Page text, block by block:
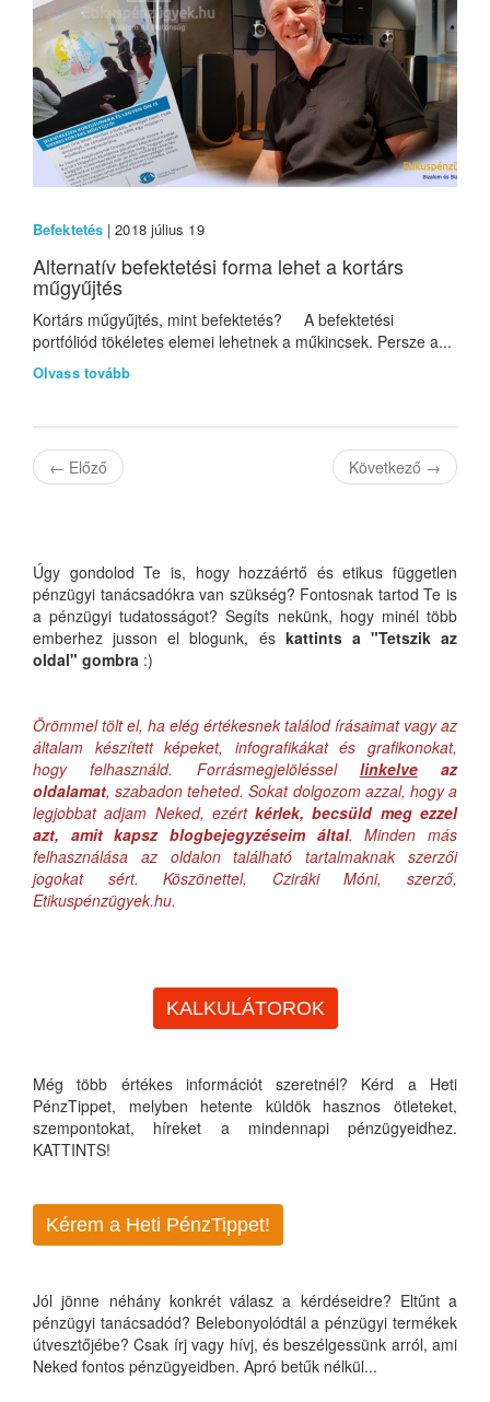
Befektetés | 2018 július 19
Alternatív befektetési forma lehet a kortárs
műgyűjtés
Kortárs műgyűjtés, mint befektetés? A befektetési
portfóliód tökéletes elemei lehetnek a műkincsek. Persze a...
Olvass tovább
← Előző Következő →
Úgy gondolod Te is, hogy hozzáértő és etikus független
pénzügyi tanácsadókra van szükség? Fontosnak tartod Te is
a pénzügyi tudatosságot? Segíts nekünk, hogy minél több
emberhez jusson el blogunk, és kattints a "Tetszik az
oldal" gombra :)
Örömmel tölt el, ha elég értékesnek találod írásaimat vagy az
általam készített képeket, infografikákat és grafikonokat,
hogy felhasználd. Forrásmegjelöléssel linkelveaz
oldalamat, szabadon teheted. Sokat dolgozom azzal, hogy a
legjobbat adjam Neked, ezértkérlek, becsüld meg ezzel
azt, amit kapsz blogbejegyzéseim által. Minden más
felhasználása az oldalon található tartalmaknak szerzői
jogokat sért. Köszönettel, Cziráki Móni, szerző,
Etikuspénzügyek.hu.
KALKULÁTOROK
Még több értékes információt szeretnél? Kérd a Heti
PénzTippet, melyben hetente küldök hasznos ötleteket,
szempontokat, híreket a mindennapi pénzügyeidhez.
KATTINTS!
Kérem a Heti PénzTippet!
Jól jönne néhány konkrét válasz a kérdéseidre? Eltűnt a
pénzügyi tanácsadód? Belebonyolódtál a pénzügyi termékek
útvesztőjébe? Csak írj vagy hívj, és beszélgessünk arról, ami
Neked fontos pénzügyeidben. Apró betűk nélkül...